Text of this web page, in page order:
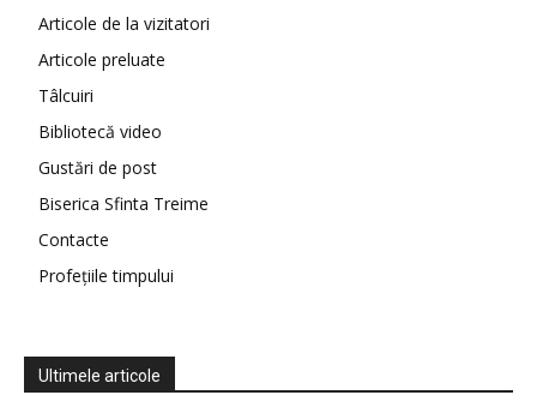
Articole de la vizitatori
Articole preluate
Tâlcuiri
Bibliotecă video
Gustări de post
Biserica Sfinta Treime
Contacte
Profețiile timpului
Ultimele articole